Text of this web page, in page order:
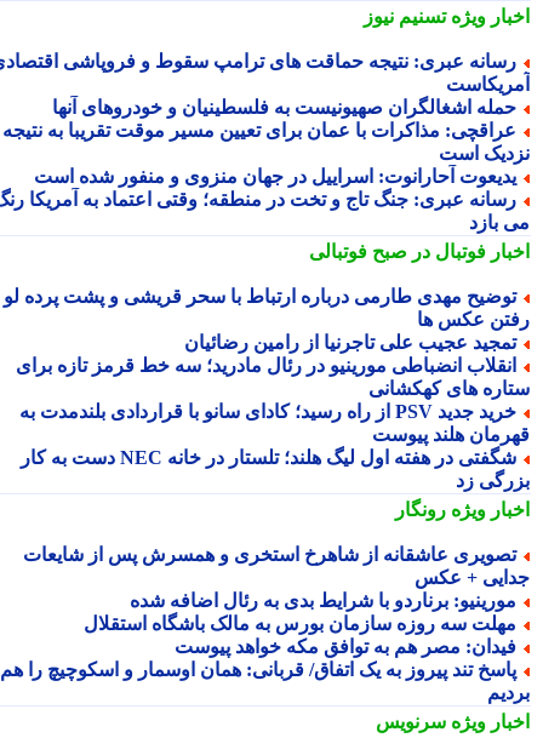
ویژهتسنیم نیوز
عبری: نتیجه حماقت های ترامپ سقوط و فروپاشی اقتصادی
اشغالگران صهیونیست به فلسطینیان و خودروهای آنها
مذاکرات با عمان برای تعیین مسیر موقت تقریبا به نتیجه
است
آحارانوت: اسراییل در جهان منزوی و منفور شده است
عبری: جنگ تاج و تخت در منطقه؛ وقتی اعتماد به آمریکا رنگ
بازد
فوتبال در صبح فوتبالی
مهدی طارمی درباره ارتباط با سحر قریشی و پشت پرده لو
عکس ها
عجیب علی تاجرنیا از رامین رضائیان
انضباطی مورینیو در رئال مادرید؛ سه خط قرمز تازه برای
های کهکشانی
خرید جدید PSV از راه رسید؛ کادای سانو با قراردادی بلندمدت به
هلند پیوست
شگفتی در هفته اول لیگ هلند؛ تلستار در خانه NEC دست به کار
زد
ویژهرونگار
عاشقانه از شاهرخ استخری و همسرش پس از شایعات
+ عکس
برناردو با شرایط بدی به رئال اضافه شده
سه روزه سازمان بورس به مالک باشگاه استقلال
مصر هم به توافق مکه خواهد پیوست
تند پیروز به یک اتفاق/ قربانی: همان اوسمار و اسکوچیچ را هم
ویژهسرنویس